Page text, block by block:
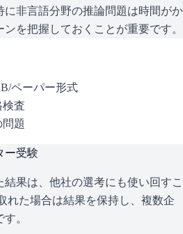
に非言語分野の推論問題は時間がか
を把握しておくことが重要です。
ペーパー形式
査
題
ー受験
果は、他社の選考にも使い回すこ
れた場合は結果を保持し、複数企
。